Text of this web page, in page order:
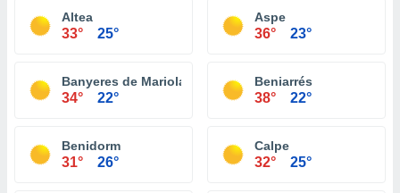
Altea
33° 25°
Aspe
36° 23°
Banyeres de Mariola
34° 22°
Beniarrés
38° 22°
Benidorm
31° 26°
Calpe
32° 25°